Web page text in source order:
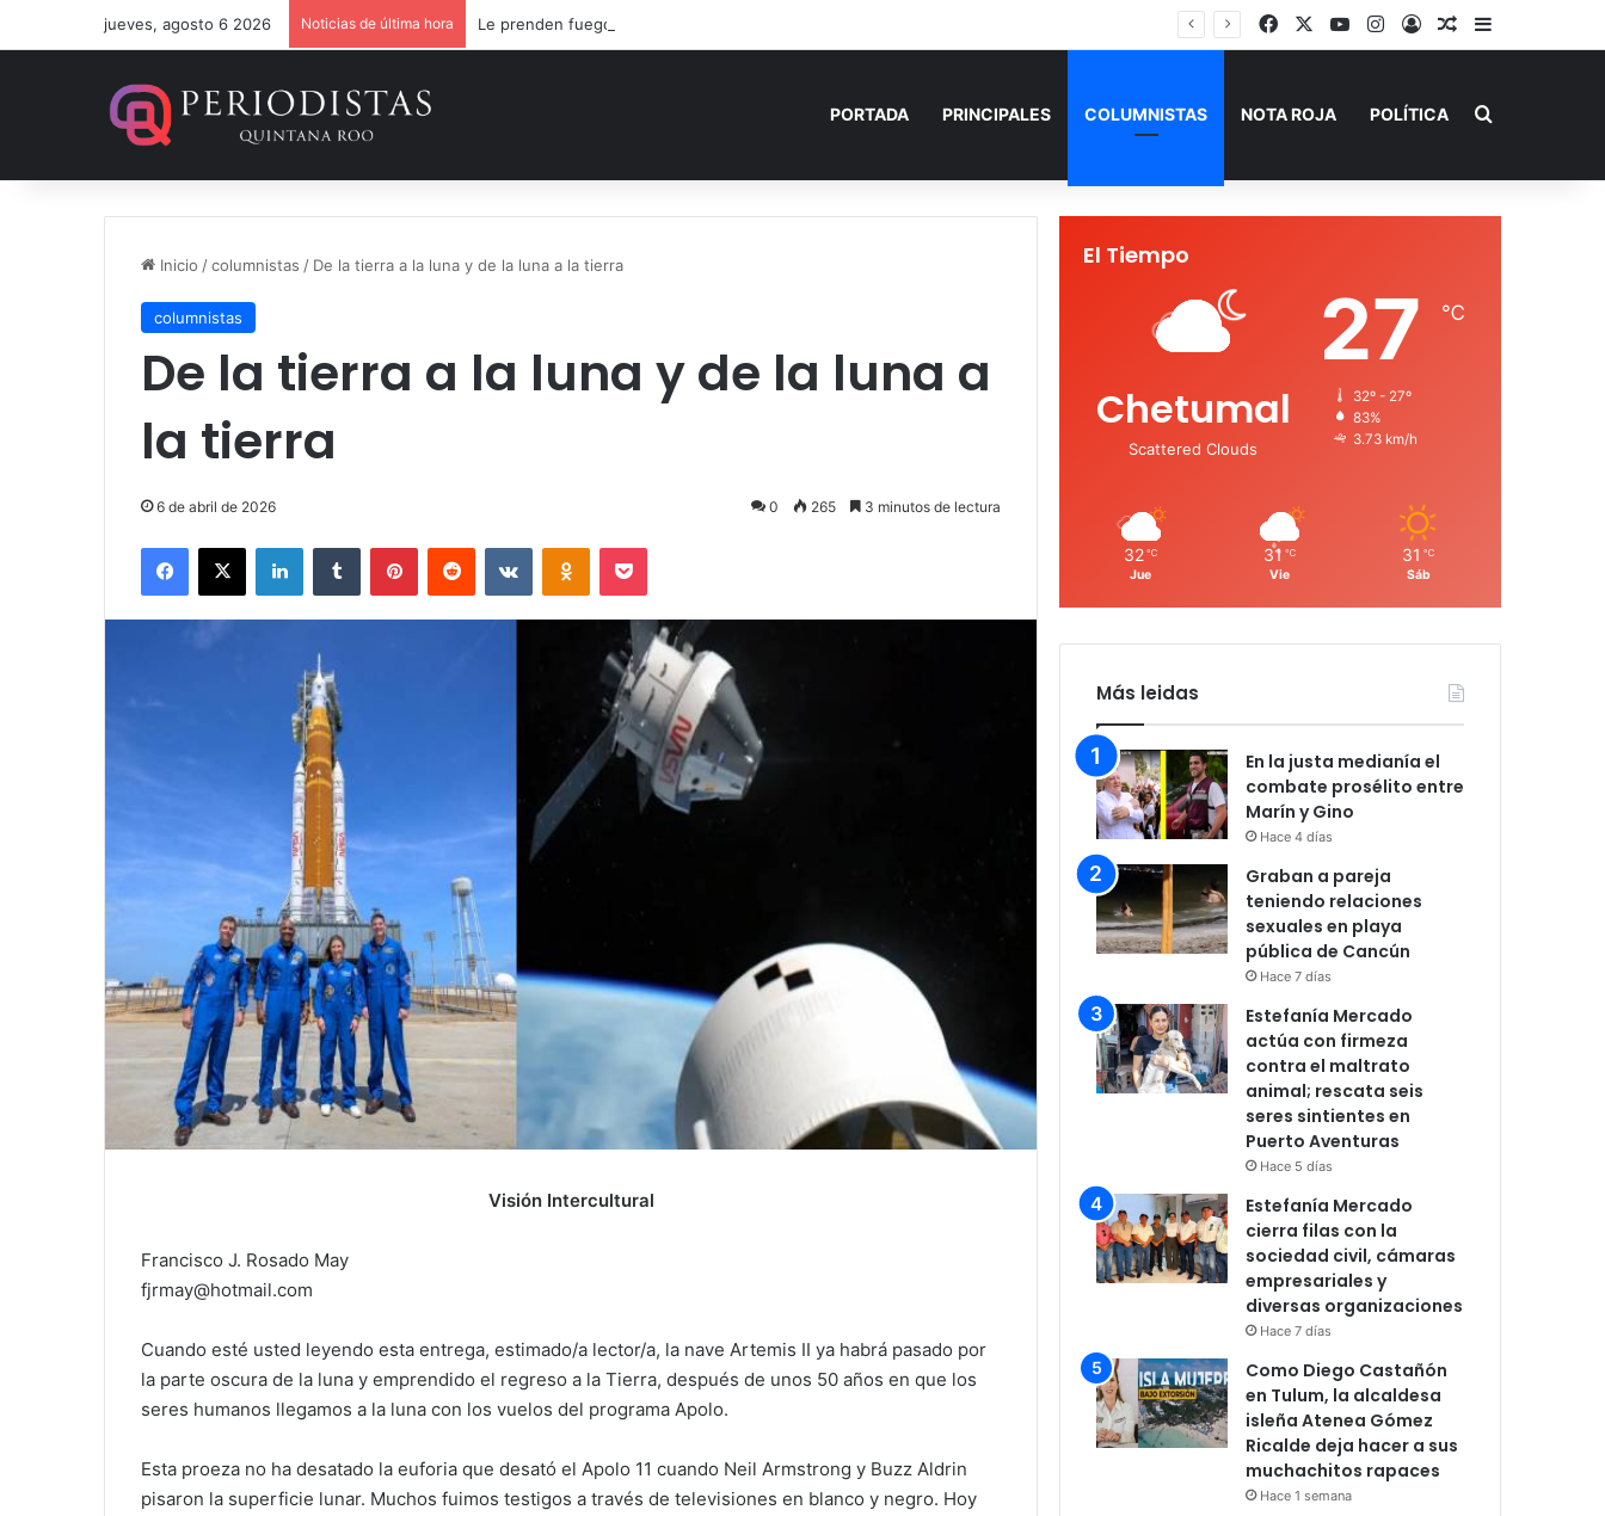
jueves, agosto 6 2026 Noticias de última hora Le prenden fuego a camioneta involucrada en balacera en Carrillo Puerto FacebookYouTubeInstagram
AccesoPublicación al
Barra lateral
PORTADA PRINCIPALES COLUMNISTAS NOTA ROJA POLÍTICA Buscar por
Inicio /columnistas / De la tierra a la luna y de la luna a la tierra
columnistas
De la tierra a la luna y de la luna a
la tierra
6 de abril de 2026 0 265 3 minutos de lectura
Facebook
X LinkedInTumblr PinterestReddit VKontakteOdnoklassniki
Pocket
Visión Intercultural
Francisco J. Rosado May
fjrmay@hotmail.com
Cuando esté usted leyendo esta entrega, estimado/a lector/a, la nave Artemis II ya habrá pasado por
la parte oscura de la luna y emprendido el regreso a la Tierra, después de unos 50 años en que los
seres humanos llegamos a la luna con los vuelos del programa Apolo.
Esta proeza no ha desatado la euforia que desató el Apolo 11 cuando Neil Armstrong y Buzz Aldrin
pisaron la superficie lunar. Muchos fuimos testigos a través de televisiones en blanco y negro. Hoy
El Tiempo
Chetumal
Scattered Clouds
27 ℃
32º - 27º
83%
3.73 km/h
32 ℃
Jue
31 ℃
Vie
31 ℃
Sáb
Más leidas
En la justa medianía el
combate prosélito entre
Marín y Gino
Hace 4 días
Graban a pareja
teniendo relaciones
sexuales en playa
pública de Cancún
Hace 7 días
Estefanía Mercado
actúa con firmeza
contra el maltrato
animal; rescata seis
seres sintientes en
Puerto Aventuras
Hace 5 días
Estefanía Mercado
cierra filas con la
sociedad civil, cámaras
empresariales y
diversas organizaciones
Hace 7 días
Como Diego Castañón
en Tulum, la alcaldesa
isleña Atenea Gómez
Ricalde deja hacer a sus
muchachitos rapaces
Hace 1 semana